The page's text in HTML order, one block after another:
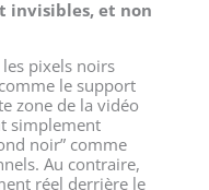
invisibles, et non
pixels noirs
le support
zone de la vidéo
simplement
noir” comme
Au contraire,
réel derrière le